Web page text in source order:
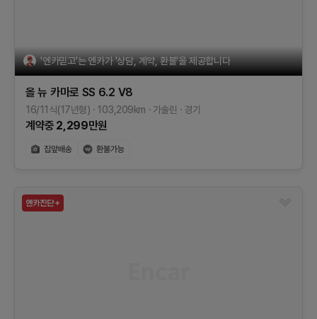
'엔카믿고'는 엔카가 '상담, 계약, 환불'을 제공합니다
올 뉴 카마로 SS 6.2 V8
16/11식(17년형) 103,209km 가솔린 경기
계약중 2,299만원